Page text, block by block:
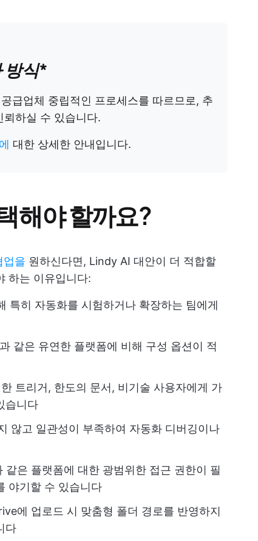
방식*
급업체 중립적인 프로세스를 따르므로, 추
하실 수 있습니다.
대한 상세한 안내입니다.
해야 할까요?
업을 원하신다면, Lindy AI 대안이 더 적합할
하는 이유입니다:
특히 자동화를 시험하거나 확장하는 팀에게
같은 유연한 플랫폼에 비해 구성 옵션이 적
트리거, 한도의 문서, 비기술 사용자에게 가
습니다
않고 일관성이 부족하여 자동화 디버깅이나
은 플랫폼에 대한 광범위한 접근 권한이 필
야기할 수 있습니다
에 업로드 시 맞춤형 폴더 경로를 반영하지
다